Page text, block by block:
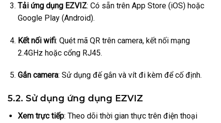
Tải ứng dụng EZVIZ: Có sẵn trên App Store (iOS) hoặc
Google Play (Android).
Kết nối wifi: Quét mã QR trên camera, kết nối mạng
2.4GHz hoặc cổng RJ45.
Gắn camera: Sử dụng đế gắn và vít đi kèm để cố định.
5.2. Sử dụng ứng dụng EZVIZ
Xem trực tiếp: Theo dõi thời gian thực trên điện thoại